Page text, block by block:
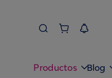
Productos Blog